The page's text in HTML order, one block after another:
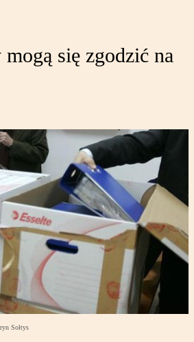
się zgodzić na
Sołtys